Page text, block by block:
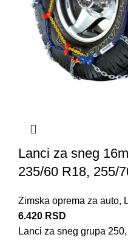
Lanci za sneg
235/60 R18, 255/
Zimska oprema za auto,
6.420 RSD
Lanci za sneg grupa